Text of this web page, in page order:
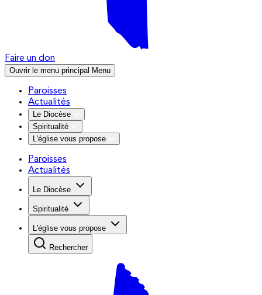
Faire un don
Ouvrir le menu principal Menu
Paroisses
Actualités
Le Diocèse
Spiritualité
L'église vous propose
Paroisses
Actualités
Le Diocèse
Spiritualité
L'église vous propose
Rechercher